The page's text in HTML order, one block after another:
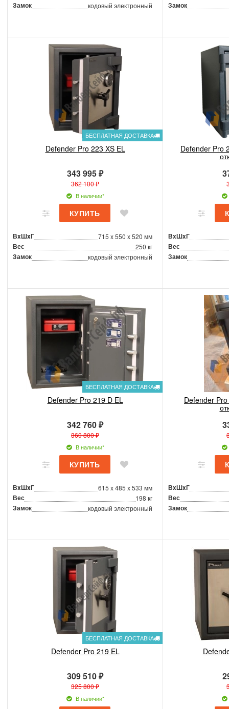
Замок кодовый электронный
Замок
БЕСПЛАТНАЯ ДОСТАВКА
Defender Pro 223 XS EL
343 995 ₽
362 100 ₽
В наличии*
ВxШxГ 715 x 550 x 520 мм
Вес 250 кг
Замок кодовый электронный
Defender Pro
ВxШxГ
Вес
Замок
БЕСПЛАТНАЯ ДОСТАВКА
Defender Pro 219 D EL
342 760 ₽
360 800 ₽
В наличии*
ВxШxГ 615 x 485 x 533 мм
Вес 198 кг
Замок кодовый электронный
Defender
ВxШxГ
Вес
Замок
БЕСПЛАТНАЯ ДОСТАВКА
Defender Pro 219 EL
309 510 ₽
325 800 ₽
В наличии*